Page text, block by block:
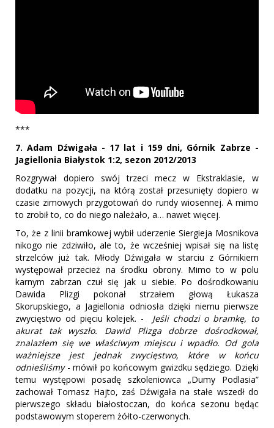
***
7. Adam Dźwigała - 17 lat i 159 dni, Górnik Zabrze -
Jagiellonia Białystok 1:2, sezon 2012/2013
Rozgrywał dopiero swój trzeci mecz w Ekstraklasie, w
dodatku na pozycji, na którą został przesunięty dopiero w
czasie zimowych przygotowań do rundy wiosennej. A mimo
to zrobił to, co do niego należało, a… nawet więcej.
To, że z linii bramkowej wybił uderzenie Siergieja Mosnikova
nikogo nie zdziwiło, ale to, że wcześniej wpisał się na listę
strzelców już tak. Młody Dźwigała w starciu z Górnikiem
występował przecież na środku obrony. Mimo to w polu
karnym zabrzan czuł się jak u siebie. Po dośrodkowaniu
Dawida Plizgi pokonał strzałem głową Łukasza
Skorupskiego, a Jagiellonia odniosła dzięki niemu pierwsze
zwycięstwo od pięciu kolejek. - Jeśli chodzi o bramkę, to
akurat tak wyszło. Dawid Plizga dobrze dośrodkował,
znalazłem się we właściwym miejscu i wpadło. Od gola
ważniejsze jest jednak zwycięstwo, które w końcu
odnieśliśmy- mówił po końcowym gwizdku sędziego. Dzięki
temu występowi posadę szkoleniowca „Dumy Podlasia”
zachował Tomasz Hajto, zaś Dźwigała na stałe wszedł do
pierwszego składu białostoczan, do końca sezonu będąc
podstawowym stoperem żółto-czerwonych.